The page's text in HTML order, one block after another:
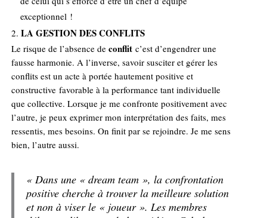
exceptionnel !
LA GESTION DES CONFLITS
Le risque de l’absence deconflitc’est d’engendrer une
fausse harmonie. A l’inverse, savoir susciter et gérer les
conflits est un acte à portée hautement positive et
constructive favorable à la performance tant individuelle
que collective. Lorsque je me confronte positivement avec
l’autre, je peux exprimer mon interprétation des faits, mes
ressentis, mes besoins. On finit par se rejoindre. Je me sens
bien, l’autre aussi.
« Dans une « dream team », la confrontation
positive cherche à trouver la meilleure solution
et non à viser le « joueur ». Les membres